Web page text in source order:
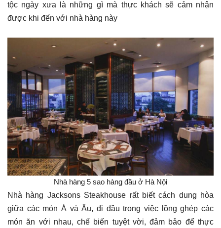
tộc ngày xưa là những gì mà thực khách sẽ cảm nhận
được khi đến với nhà hàng này
Nhà hàng 5 sao hàng đầu ở Hà Nội
Nhà hàng Jacksons Steakhouse rất biết cách dung hòa
giữa các món Á và Âu, đi đầu trong việc lồng ghép các
món ăn với nhau, chế biến tuyệt vời, đảm bảo để thực